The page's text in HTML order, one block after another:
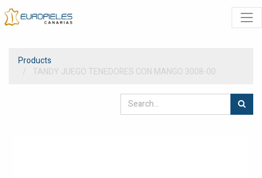
Products
TANDY JUEGO TENEDORES CON MANGO 3008-00